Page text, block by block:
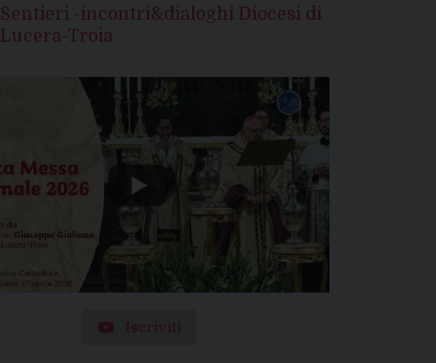
Sentieri -incontri&dialoghi Diocesi di
Lucera-Troia
Iscriviti